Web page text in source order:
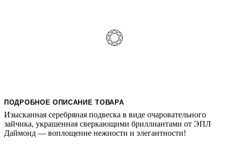
ПОДРОБНОЕ ОПИСАНИЕ ТОВАРА
Изысканная серебряная подвеска в виде очаровательного
зайчика, украшенная сверкающими бриллиантами от ЭПЛ
Даймонд — воплощение нежности и элегантности!